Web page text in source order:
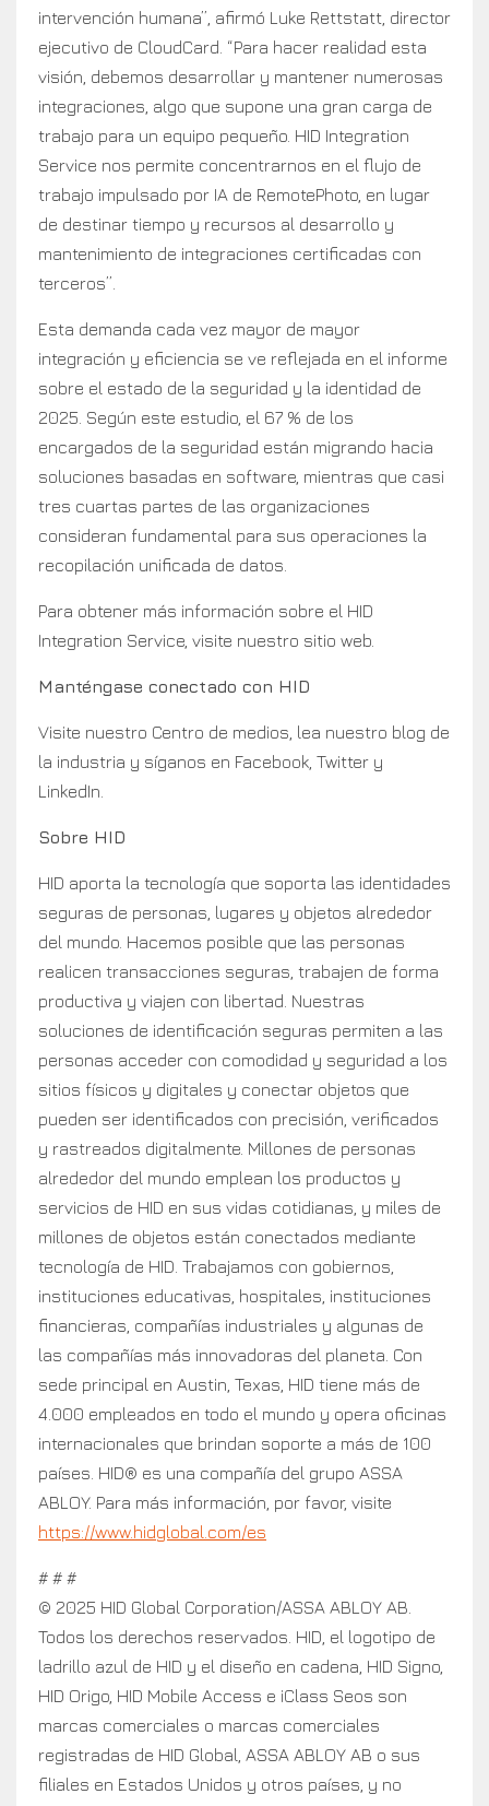
intervención humana”, afirmó Luke Rettstatt, director
ejecutivo de CloudCard. “Para hacer realidad esta
visión, debemos desarrollar y mantener numerosas
integraciones, algo que supone una gran carga de
trabajo para un equipo pequeño. HID Integration
Service nos permite concentrarnos en el flujo de
trabajo impulsado por IA de RemotePhoto, en lugar
de destinar tiempo y recursos al desarrollo y
mantenimiento de integraciones certificadas con
terceros”.
Esta demanda cada vez mayor de mayor
integración y eficiencia se ve reflejada en el informe
sobre el estado de la seguridad y la identidad de
2025. Según este estudio, el 67 % de los
encargados de la seguridad están migrando hacia
soluciones basadas en software, mientras que casi
tres cuartas partes de las organizaciones
consideran fundamental para sus operaciones la
recopilación unificada de datos.
Para obtener más información sobre el HID
Integration Service, visite nuestro sitio web.
Manténgase conectado con HID
Visite nuestro Centro de medios, lea nuestro blog de
la industria y síganos en Facebook, Twitter y
LinkedIn.
Sobre HID
HID aporta la tecnología que soporta las identidades
seguras de personas, lugares y objetos alrededor
del mundo. Hacemos posible que las personas
realicen transacciones seguras, trabajen de forma
productiva y viajen con libertad. Nuestras
soluciones de identificación seguras permiten a las
personas acceder con comodidad y seguridad a los
sitios físicos y digitales y conectar objetos que
pueden ser identificados con precisión, verificados
y rastreados digitalmente. Millones de personas
alrededor del mundo emplean los productos y
servicios de HID en sus vidas cotidianas, y miles de
millones de objetos están conectados mediante
tecnología de HID. Trabajamos con gobiernos,
instituciones educativas, hospitales, instituciones
financieras, compañías industriales y algunas de
las compañías más innovadoras del planeta. Con
sede principal en Austin, Texas, HID tiene más de
4.000 empleados en todo el mundo y opera oficinas
internacionales que brindan soporte a más de 100
países. HID® es una compañía del grupo ASSA
ABLOY. Para más información, por favor, visite
https://www.hidglobal.com/es
# # #
© 2025 HID Global Corporation/ASSA ABLOY AB.
Todos los derechos reservados. HID, el logotipo de
ladrillo azul de HID y el diseño en cadena, HID Signo,
HID Origo, HID Mobile Access e iClass Seos son
marcas comerciales o marcas comerciales
registradas de HID Global, ASSA ABLOY AB o sus
filiales en Estados Unidos y otros países, y no